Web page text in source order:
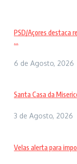
PSD/Açores destaca
...
6 de Agosto, 2026
Santa Casa da
3 de Agosto, 2026
Velas alerta para